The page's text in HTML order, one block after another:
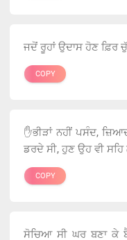
ਜਦੋਂ ਰੂਹਾਂ ਉਦਾਸ ਹੋਣ ਫ਼ਿਰ
COPY
✋ਭੀੜਾਂ ਨਹੀਂ ਪਸੰਦ,
ਡਰਦੇ ਸੀ, ਹੁਣ ਉਹ ਵੀ
COPY
ਸੋਚਿਆ ਸੀ ਘਰ ਬਣਾ ਕੇ